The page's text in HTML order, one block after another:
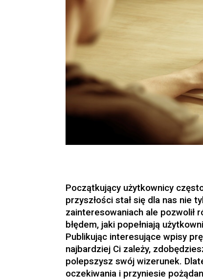
Początkujący użytkownicy
przyszłości stał się dla nas nie
zainteresowaniach ale pozwolił
błędem, jaki popełniają
Publikując interesujące wpisy
najbardziej Ci zależy,
polepszysz swój wizerunek.
oczekiwania i przyniesie